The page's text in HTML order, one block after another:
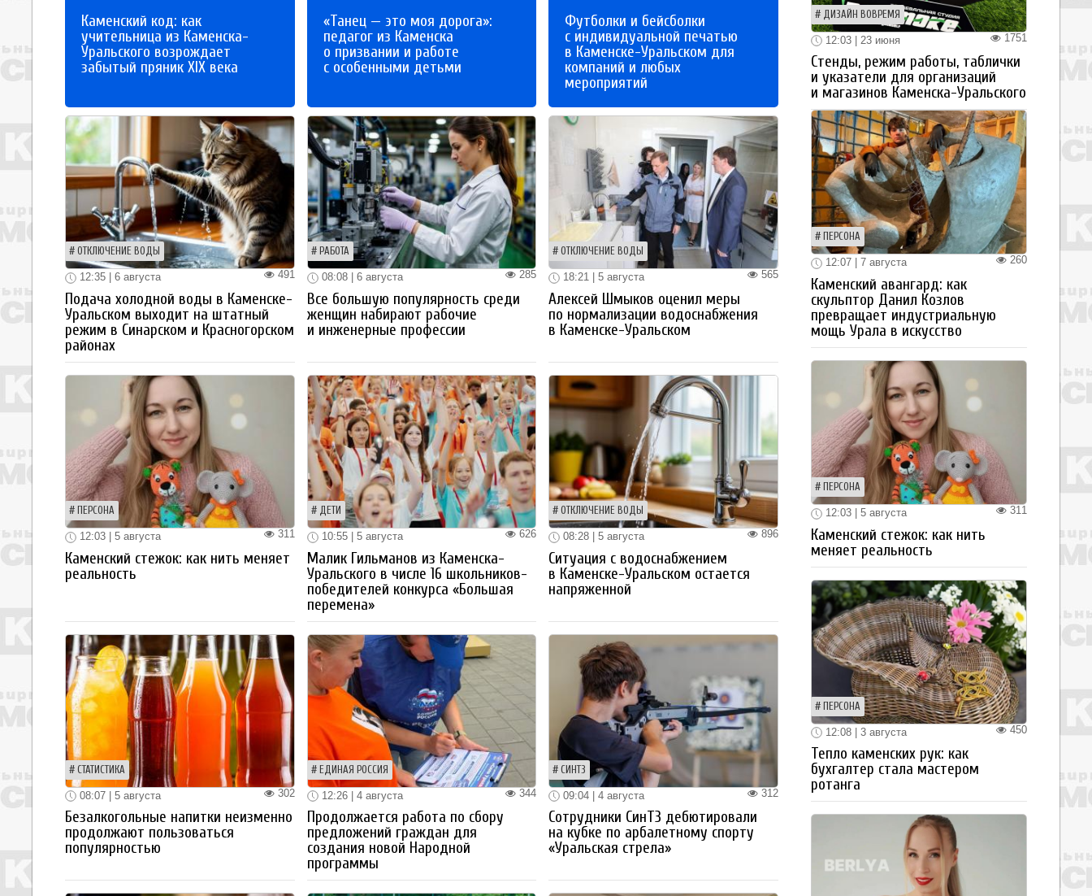
Каменский код: как
учительница из Каменска-
Уральского возрождает
забытый пряник XIX века
«Танец — это моя дорога»:
педагог из Каменска
о призвании и работе
с особенными детьми
Футболки и бейсболки
с индивидуальной печатью
в Каменске-Уральском для
компаний и любых
мероприятий
ОТКЛЮЧЕНИЕ ВОДЫ
491
12:35 | 6 августа
Подача холодной воды в Каменске-
Уральском выходит на штатный
режим в Синарском и Красногорском
районах
РАБОТА
285
08:08 | 6 августа
Все большую популярность среди
женщин набирают рабочие
и инженерные профессии
ОТКЛЮЧЕНИЕ ВОДЫ
565
18:21 | 5 августа
Алексей Шмыков оценил меры
по нормализации водоснабжения
в Каменске-Уральском
ПЕРСОНА
311
12:03 | 5 августа
Каменский стежок: как нить меняет
реальность
ДЕТИ
626
10:55 | 5 августа
Малик Гильманов из Каменска-
Уральского в числе 16 школьников-
победителей конкурса «Большая
перемена»
ОТКЛЮЧЕНИЕ ВОДЫ
896
08:28 | 5 августа
Ситуация с водоснабжением
в Каменске-Уральском остается
напряженной
СТАТИСТИКА
302
08:07 | 5 августа
Безалкогольные напитки неизменно
продолжают пользоваться
популярностью
ЕДИНАЯ РОССИЯ
344
12:26 | 4 августа
Продолжается работа по сбору
предложений граждан для
создания новой Народной
программы
СИНТЗ
312
09:04 | 4 августа
Сотрудники СинТЗ дебютировали
на кубке по арбалетному спорту
«Уральская стрела»
ДИЗАЙН ВОВРЕМЯ
1751
12:03 | 23 июня
Стенды, режим работы, таблички
и указатели для организаций
и магазинов Каменска-Уральского
ПЕРСОНА
260
12:07 | 7 августа
Каменский авангард: как
скульптор Данил Козлов
превращает индустриальную
мощь Урала в искусство
ПЕРСОНА
311
12:03 | 5 августа
Каменский стежок: как нить
меняет реальность
ПЕРСОНА
450
12:08 | 3 августа
Тепло каменских рук: как
бухгалтер стала мастером
ротанга